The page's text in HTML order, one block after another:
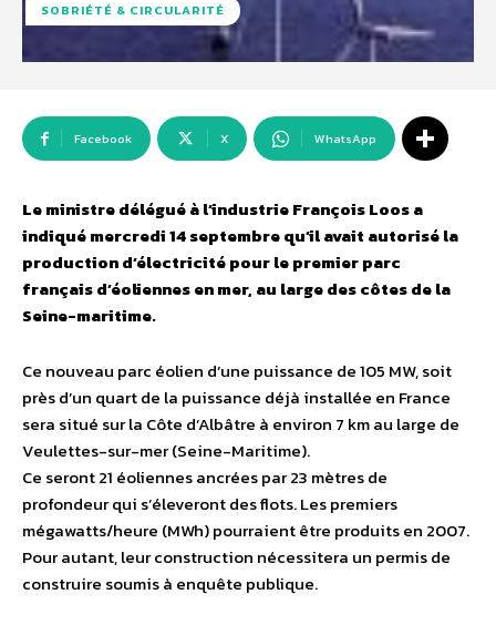
SOBRIÉTÉ & CIRCULARITÉ
Facebook X WhatsApp
Le ministre délégué à l’industrie François Loos a
indiqué mercredi 14 septembre qu’il avait autorisé la
production d’électricité pour le premier parc
français d’éoliennes en mer, au large des côtes de la
Seine-maritime.
Ce nouveau parc éolien d’une puissance de 105 MW, soit
près d’un quart de la puissance déjà installée en France
sera situé sur la Côte d’Albâtre à environ 7 km au large de
Veulettes-sur-mer (Seine-Maritime).
Ce seront 21 éoliennes ancrées par 23 mètres de
profondeur qui s’éleveront des flots. Les premiers
mégawatts/heure (MWh) pourraient être produits en 2007.
Pour autant, leur construction nécessitera un permis de
construire soumis à enquête publique.